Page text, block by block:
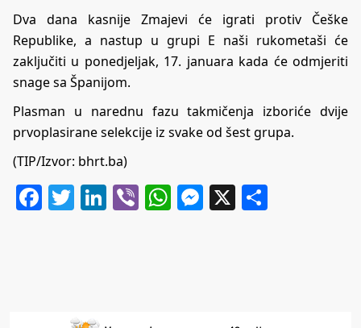
Dva dana kasnije Zmajevi će igrati protiv Češke
Republike, a nastup u grupi E naši rukometaši će
zaključiti u ponedjeljak, 17. januara kada će odmjeriti
snage sa Španijom.
Plasman u narednu fazu takmičenja izboriće dvije
prvoplasirane selekcije iz svake od šest grupa.
(TIP/Izvor: bhrt.ba)
Facebook
Twitter
LinkedIn
ViberWhatsApp
Messenger
X